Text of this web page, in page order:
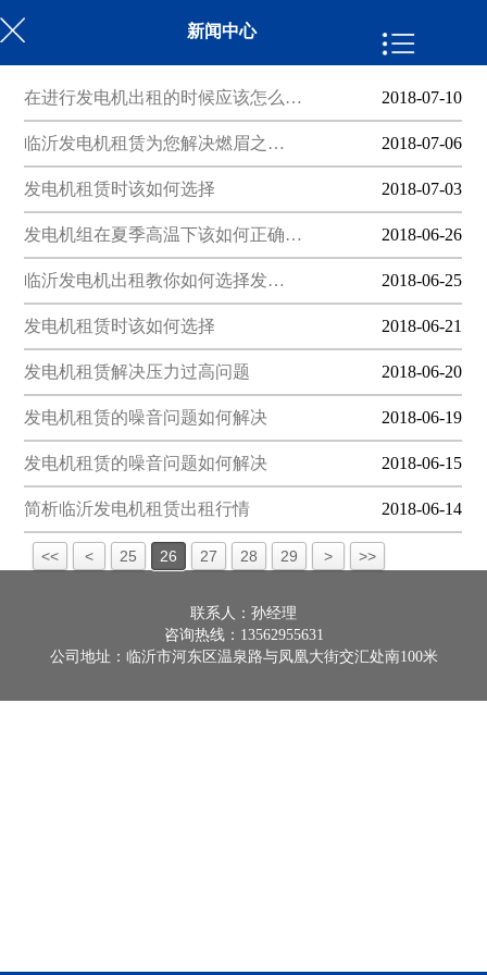
新闻中心
在进行发电机出租的时候应该怎么… 2018-07-10
临沂发电机租赁​为您解决燃眉之… 2018-07-06
发电机租赁时该如何选择 2018-07-03
发电机组在夏季高温下该如何正确… 2018-06-26
临沂发电机出租​教你如何选择发… 2018-06-25
发电机租赁时该如何选择 2018-06-21
发电机租赁解决压力过高问题 2018-06-20
发电机租赁的噪音问题如何解决 2018-06-19
发电机租赁的噪音问题如何解决 2018-06-15
简析临沂发电机租赁出租行情 2018-06-14
<< < 25 26 27 28 29 > >>
联系人：孙经理
咨询热线：13562955631
公司地址：临沂市河东区温泉路与凤凰大街交汇处南100米